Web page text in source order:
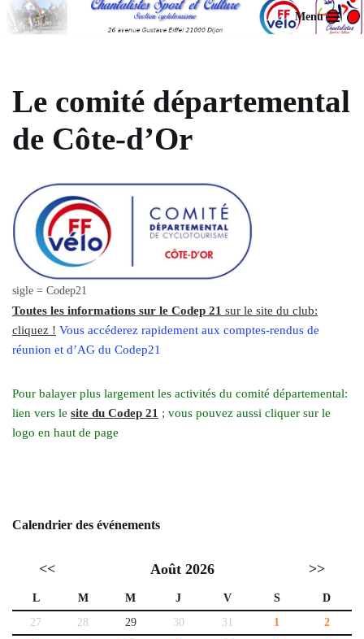
Menu
Le comité départemental
de Côte-d’Or
sigle = Codep21
Toutes les informations sur le Codep 21 sur le site du club:
cliquez ! Vous accéderez rapidement aux comptes-rendus de
réunion et d’AG du Codep21
Pour balayer plus largement les activités du comité départemental:
lien vers le site du Codep 21 ; vous pouvez aussi cliquer sur le
logo en haut de page
Calendrier des événements
<< Août 2026 >>
L M M J V S
D
27
28 29 30 31 1
2